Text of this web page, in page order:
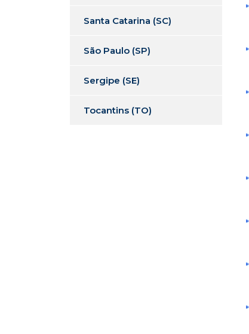
Santa Catarina (SC)
São Paulo (SP)
Sergipe (SE)
Tocantins (TO)